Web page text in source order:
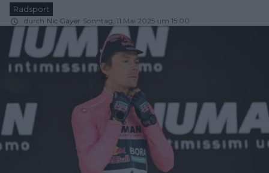
Radsport
durch Nic Gayer Sonntag, 11 Mai 2025 um 15:00